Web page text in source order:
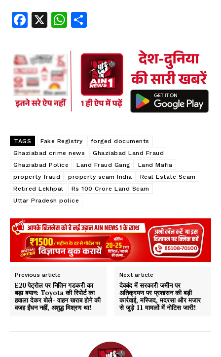
Fa
ce
b
oo
k
X W
ha
ts
A
p
p
re
TAGS Fake Registry
forged documents
Ghaziabad crime news
Ghaziabad Land Fraud
Ghaziabad Police
Land Fraud Gang
Land Mafia
property fraud
property scam India
Real Estate Scam
Retired Lekhpal
Rs 100 Crore Land Scam
Uttar Pradesh police
Previous article
E20 पेट्रोल पर नितिन गडकरी का
बड़ा बयान: Toyota की रिपोर्ट का
हवाला देकर बोले- वाहन खराब होने की
वजह ईंधन नहीं, अशुद्ध मिश्रण था!
Next article
देवबंद में सरकारी जमीन पर
अतिक्रमण पर प्रशासन की बड़ी
कार्रवाई, मस्जिद, मदरसा और मजार
से जुड़े 11 मामलों में नोटिस जारी!